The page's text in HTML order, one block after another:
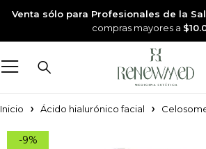
Venta sólo para Profesionales de la
compras mayores a
Inicio Ácido hialurónico facial
-9%